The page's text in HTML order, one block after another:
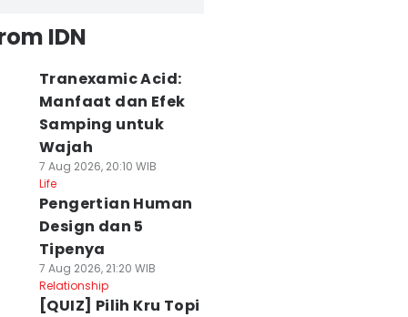
IDN
Tranexamic Acid:
Manfaat dan Efek
Samping untuk
Wajah
7 Aug 2026, 20:10 WIB
Life
Pengertian Human
Design dan 5
Tipenya
7 Aug 2026, 21:20 WIB
Relationship
[QUIZ] Pilih Kru Topi